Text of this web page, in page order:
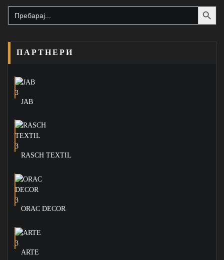
Search
for:
Search Button
ПАРТНЕРИ
JAB
RASCH TEXTIL
ORAC DECOR
ARTE